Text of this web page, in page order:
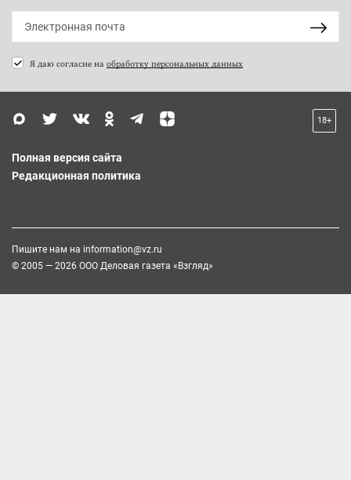
Я даю согласие на обработку персональных данных
18+
Полная версия сайта
Редакционная политика
Пишите нам на information@vz.ru
© 2005 — 2026 ООО Деловая газета «Взгляд»